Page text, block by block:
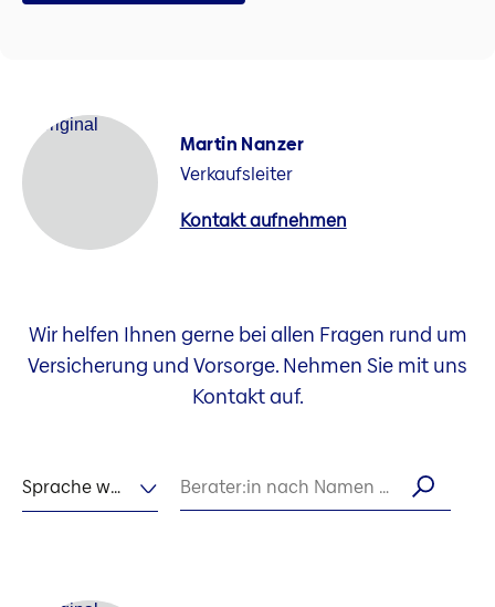
Martin Nanzer
Verkaufsleiter
Kontakt aufnehmen
Wir helfen Ihnen gerne bei allen Fragen rund um
Versicherung und Vorsorge. Nehmen Sie mit uns
Kontakt auf.
Sprache wählen Berater:in nach Namen suchen